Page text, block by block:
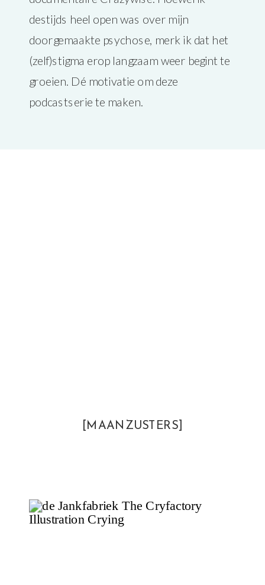
destijds heel open was over mijn
doorgemaakte psychose, merk ik dat het
(zelf)stigma erop langzaam weer begint te
groeien. Dé motivatie om deze
podcastserie te maken.
[MAANZUSTERS]